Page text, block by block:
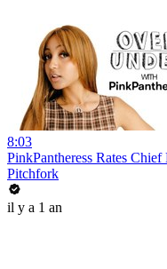
8:03
PinkPantheress Rates
Pitchfork
il y a 1 an